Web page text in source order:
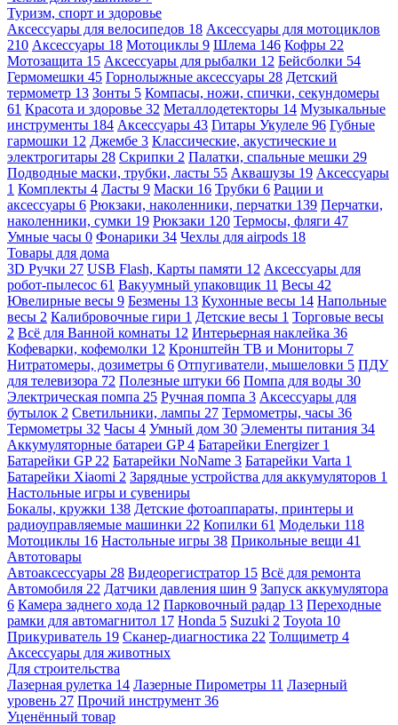
Туризм, спорт и здоровье
Аксессуары для велосипедов 18 Аксессуары для мотоциклов
210 Аксессуары 18 Мотоциклы 9 Шлема 146 Кофры 22
Мотозащита 15 Аксессуары для рыбалки 12 Бейсболки 54
Гермомешки 45 Горнолыжные аксессуары 28 Детский
термометр 13 Зонты 5 Компасы, ножи, спички, секундомеры
61 Красота и здоровье 32 Металлодетекторы 14 Музыкальные
инструменты 184 Аксессуары 43 Гитары Укулеле 96 Губные
гармошки 12 Джембе 3 Классические, акустические и
электрогитары 28 Скрипки 2 Палатки, спальные мешки 29
Подводные маски, трубки, ласты 55 Аквашузы 19 Аксессуары
1 Комплекты 4 Ласты 9 Маски 16 Трубки 6 Рации и
аксессуары 6 Рюкзаки, наколенники, перчатки 139 Перчатки,
наколенники, сумки 19 Рюкзаки 120 Термосы, фляги 47
Умные часы 0 Фонарики 34 Чехлы для airpods 18
Товары для дома
3D Ручки 27 USB Flash, Карты памяти 12 Аксессуары для
робот-пылесос 61 Вакуумный упаковщик 11 Весы 42
Ювелирные весы 9 Безмены 13 Кухонные весы 14 Напольные
весы 2 Калибровочные гири 1 Детские весы 1 Торговые весы
2 Всё для Ванной комнаты 12 Интерьерная наклейка 36
Кофеварки, кофемолки 12 Кронштейн ТВ и Мониторы 7
Нитратомеры, дозиметры 6 Отпугиватели, мышеловки 5 ПДУ
для телевизора 72 Полезные штуки 66 Помпа для воды 30
Электрическая помпа 25 Ручная помпа 3 Аксессуары для
бутылок 2 Светильники, лампы 27 Термометры, часы 36
Термометры 32 Часы 4 Умный дом 30 Элементы питания 34
Аккумуляторные батареи GP4 Батарейки Energizer 1
Батарейки GP 22 Батарейки NoName 3 Батарейки Varta 1
Батарейки Xiaomi 2 Зарядные устройства для аккумуляторов 1
Настольные игры и сувениры
Бокалы, кружки 138 Детские фотоаппараты, принтеры и
радиоуправляемые машинки 22 Копилки 61 Модельки 118
Мотоциклы 16 Настольные игры 38 Прикольные вещи 41
Автотовары
Автоаксессуары 28 Видеорегистратор 15 Всё для ремонта
Автомобиля 22 Датчики давления шин 9 Запуск аккумулятора
6 Камера заднего хода 12 Парковочный радар 13 Переходные
рамки для автомагнитол 17 Honda 5 Suzuki 2 Toyota 10
Прикуриватель 19 Сканер-диагностика 22 Толщиметр 4
Аксессуары для животных
Для строительства
Лазерная рулетка 14 Лазерные Пирометры 11 Лазерный
уровень 27 Прочий инструмент 36
Уценённый товар